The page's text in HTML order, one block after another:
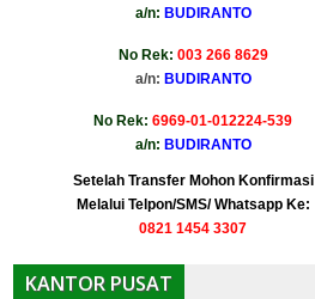
a/n: BUDIRANTO
No Rek: 003 266 8629
a/n: BUDIRANTO
No Rek: 6969-01-012224-539
a/n: BUDIRANTO
Setelah Transfer Mohon Konfirmasi
Melalui Telpon/SMS/ Whatsapp Ke:
0821 1454 3307
KANTOR PUSAT